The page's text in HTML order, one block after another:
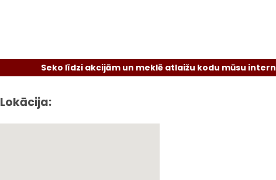
Seko līdzi akcijām un meklē atlaižu kodu mūsu interneta
Lokācija: